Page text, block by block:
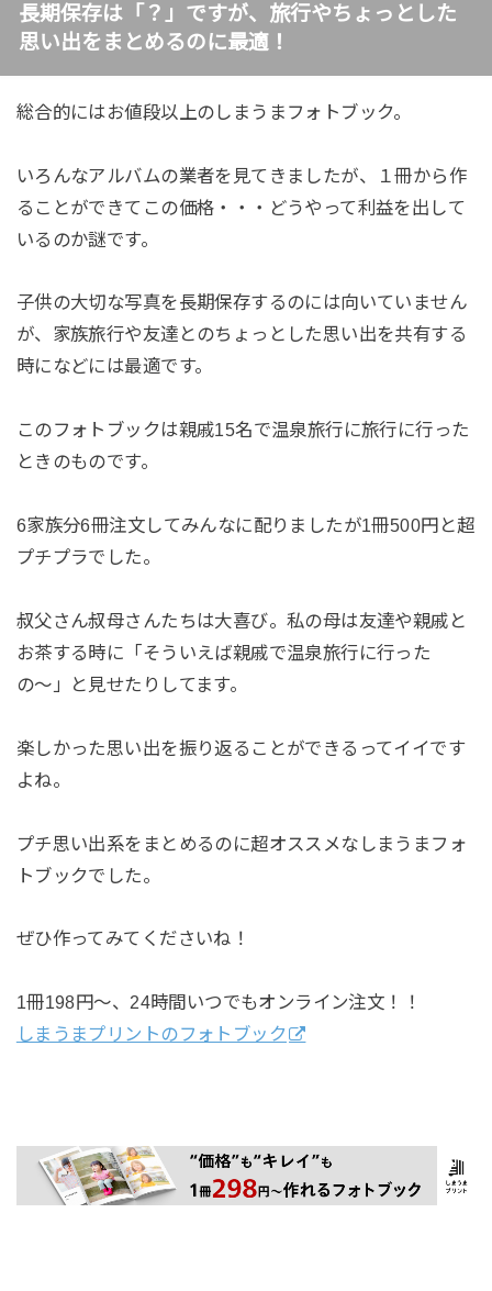
長期保存は「？」ですが、旅行やちょっとした
思い出をまとめるのに最適！
総合的にはお値段以上のしまうまフォトブック。
いろんなアルバムの業者を見てきましたが、１冊から作
ることができてこの価格・・・どうやって利益を出して
いるのか謎です。
子供の大切な写真を長期保存するのには向いていません
が、家族旅行や友達とのちょっとした思い出を共有する
時になどには最適です。
このフォトブックは親戚15名で温泉旅行に旅行に行った
ときのものです。
6家族分6冊注文してみんなに配りましたが1冊500円と超
プチプラでした。
叔父さん叔母さんたちは大喜び。私の母は友達や親戚と
お茶する時に「そういえば親戚で温泉旅行に行った
の〜」と見せたりしてます。
楽しかった思い出を振り返ることができるってイイです
よね。
プチ思い出系をまとめるのに超オススメなしまうまフォ
トブックでした。
ぜひ作ってみてくださいね！
1冊198円～、24時間いつでもオンライン注文！！
しまうまプリントのフォトブック